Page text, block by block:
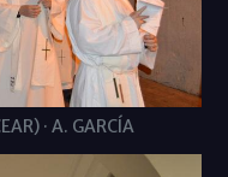
· A. GARCÍA